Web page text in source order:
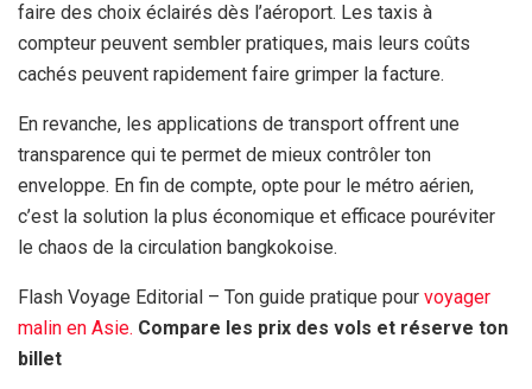
faire des choix éclairés dès l’aéroport. Les taxis à
compteur peuvent sembler pratiques, mais leurs coûts
cachés peuvent rapidement faire grimper la facture.
En revanche, les applications de transport offrent une
transparence qui te permet de mieux contrôler ton
enveloppe. En fin de compte, opte pour le métro aérien,
c’est la solution la plus économique et efficace pouréviter
le chaos de la circulation bangkokoise.
Flash Voyage Editorial – Ton guide pratique pour voyager
malin en Asie. Compare les prix des vols et réserve ton
billet